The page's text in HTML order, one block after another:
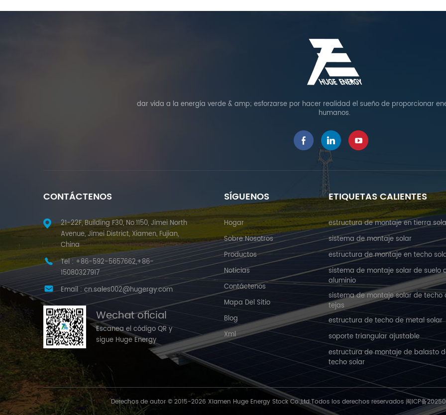
dar vida a la energía verde & amp; esforzarse por hacer realidad el sueño de proporcionar
humanos.
CONTÁCTENOS
21-22F, Building F30, No.1150, Jimei North
Avenue, Jimei District, Xiamen, Fujian,
China
Tel : +86-592-5657662,+86-
15080327917
Email : cn.sales002@hugergy.com
Wechat oficial
Escanea el código QR y
sigue Huge Energy
SÍGUENOS
Hogar
Sobre Nosotros
Productos
Noticias
Contáctenos
Mapa Del Sitio
Blog
Xml
ETIQUETAS CALIENTES
estructura de montaje en tierra
sistema de montaje solar
estructura de montaje en techo
sistema de montaje solar de suelo
aluminio
sistema de montaje solar de techo
tejas
estructura de techo de metal solar
soporte triangular ajustable
estructura de montaje de balasto
techo solar
Derechos de autor © 2015-2026 Xiamen Huge Energy Stock Co.,Ltd.Todos los derechos reservados 闽ICP备